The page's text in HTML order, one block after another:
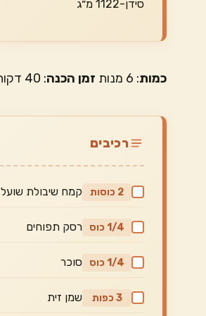
סידן-1122 מ״ג
כמות: 6 מנות זמן הכנה: 40 דקות
רכיבים
2 כוסות קמח שיבולת שועל
1/4 כוס רסק תפוחים
1/4 כוס סוכר
3 כפות שמן זית